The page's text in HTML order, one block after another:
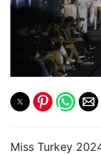
Miss Turkey